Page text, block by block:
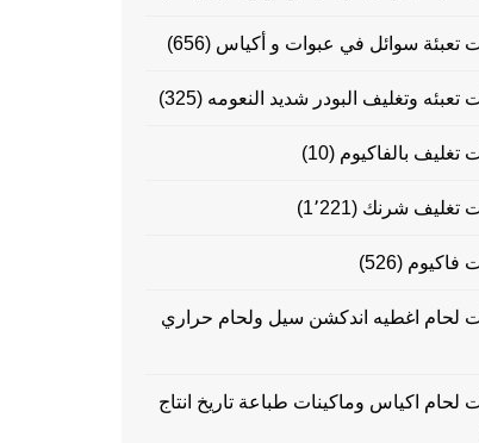
تعبئة سوائل في عبوات و أكياس (656)
تعبئه وتغليف البودر شديد النعومه (325)
تغليف بالفاكيوم (10)
تغليف شرنك (1٬221)
فاكيوم (526)
لحام اغطيه اندكشن سيل ولحام حراري
لحام اكياس وماكينات طباعة تاريخ انتاج